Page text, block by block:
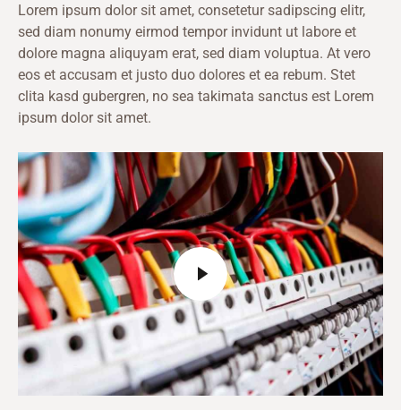
Lorem ipsum dolor sit amet, consetetur sadipscing elitr,
sed diam nonumy eirmod tempor invidunt ut labore et
dolore magna aliquyam erat, sed diam voluptua. At vero
eos et accusam et justo duo dolores et ea rebum. Stet
clita kasd gubergren, no sea takimata sanctus est Lorem
ipsum dolor sit amet.